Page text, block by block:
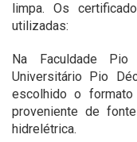
limpa. Os
utilizadas:
Na Faculdade
Universitário Pio
escolhido o
proveniente de
hidrelétrica.